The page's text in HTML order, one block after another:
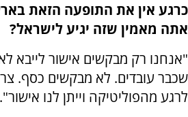
כרגע אין את התופעה הזאת
אתה מאמין שזה יגיע לישראל?
"אנחנו רק מבקשים אישור לייבא
שכבר עובדים. לא מבקשים כסף.
לרגע מהפוליטיקה וייתן לנו אישור".